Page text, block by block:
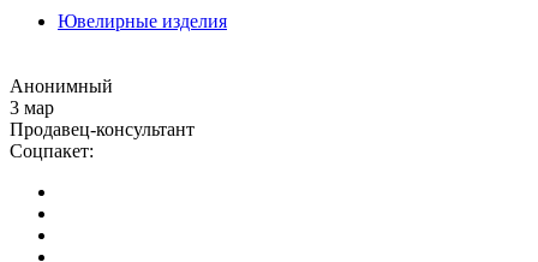
Ювелирные изделия
Анонимный
3 мар
Продавец-консультант
Соцпакет: